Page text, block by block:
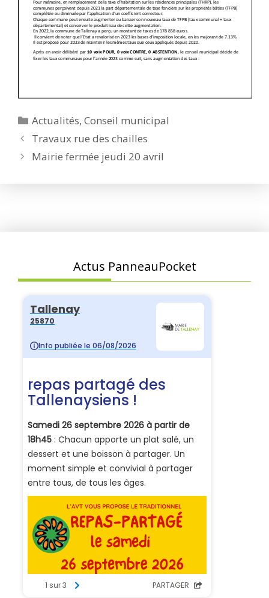
Catégories
Actualités,Conseil municipal
Travaux rue des chailles
Mairie fermée jeudi 20 avril
Actus PanneauPocket